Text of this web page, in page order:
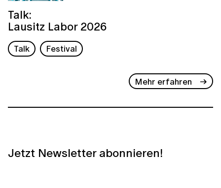
Talk:
Lausitz Labor 2026
Talk Festival
Mehr erfahren
Jetzt Newsletter abonnieren!